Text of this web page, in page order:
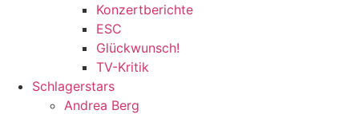
Konzertberichte
ESC
Glückwunsch!
TV-Kritik
Schlagerstars
Andrea Berg